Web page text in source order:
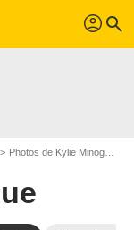
profil search
Photos de Kylie Minogue